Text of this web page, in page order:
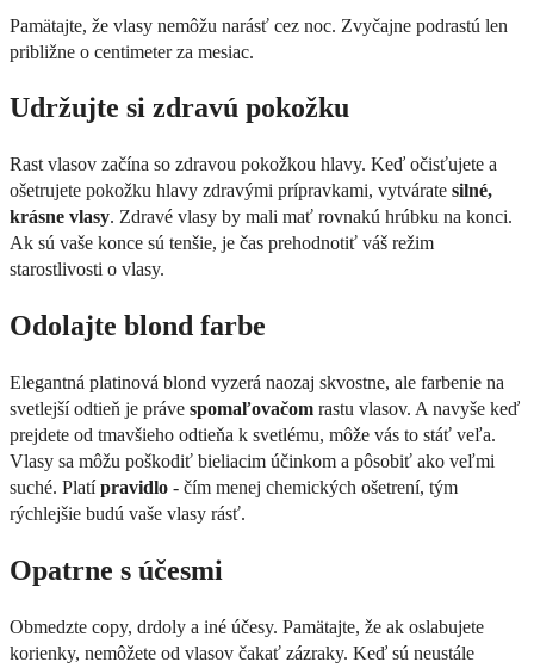
Pamätajte, že vlasy nemôžu narásť cez noc. Zvyčajne podrastú len
približne o centimeter za mesiac.
Udržujte si zdravú pokožku
Rast vlasov začína so zdravou pokožkou hlavy. Keď očisťujete a
ošetrujete pokožku hlavy zdravými prípravkami, vytvárate silné,
krásne vlasy. Zdravé vlasy by mali mať rovnakú hrúbku na konci.
Ak sú vaše konce sú tenšie, je čas prehodnotiť váš režim
starostlivosti o vlasy.
Odolajte blond farbe
Elegantná platinová blond vyzerá naozaj skvostne, ale farbenie na
svetlejší odtieň je práve spomaľovačom rastu vlasov. A navyše keď
prejdete od tmavšieho odtieňa k svetlému, môže vás to stáť veľa.
Vlasy sa môžu poškodiť bieliacim účinkom a pôsobiť ako veľmi
suché. Platípravidlo - čím menej chemických ošetrení, tým
rýchlejšie budú vaše vlasy rásť.
Opatrne s účesmi
Obmedzte copy, drdoly a iné účesy. Pamätajte, že ak oslabujete
korienky, nemôžete od vlasov čakať zázraky. Keď sú neustále